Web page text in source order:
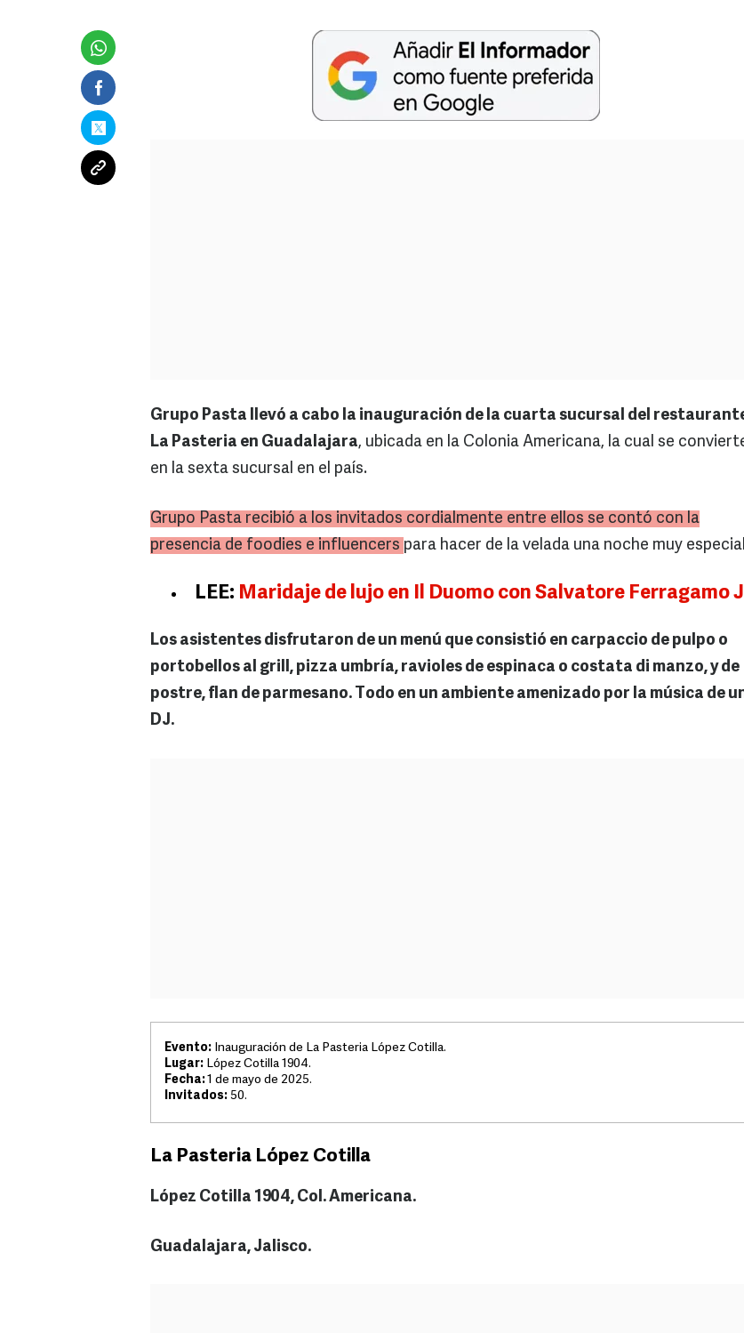
Grupo Pasta llevó a cabo la inauguración de la cuarta sucursal del
La Pasteria en Guadalajara, ubicada en la Colonia Americana, la cual se
en la sexta sucursal en el país.
Grupo Pasta recibió a los invitados cordialmente entre ellos se contó con la
presencia de foodies e influencers para hacer de la velada una noche muy
LEE: Maridaje de lujo en Il Duomo con Salvatore Ferragamo
Los asistentes disfrutaron de un menú que consistió en carpaccio de pulpo o
portobellos al grill, pizza umbría, ravioles de espinaca o costata di manzo, y de
postre, flan de parmesano. Todo en un ambiente amenizado por la música de
DJ.
Evento: Inauguración de La Pasteria López Cotilla.
Lugar: López Cotilla 1904.
Fecha:1 de mayo de 2025.
Invitados: 50.
La Pasteria López Cotilla
López Cotilla 1904, Col. Americana.
Guadalajara, Jalisco.